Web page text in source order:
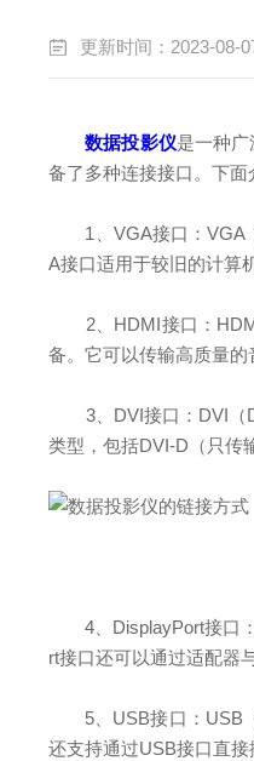
更新时间：2023-08-
数据投影仪是一种广
备了多种连接接口。下面
1、VGA接口：VGA（
A接口适用于较旧的计算
2、HDMI接口：HDMI
备。它可以传输高质量的
3、DVI接口：DVI（
类型，包括DVI-D（只传
4、DisplayPort接口：
rt接口还可以通过适配器
5、USB接口：USB（
还支持通过USB接口直接